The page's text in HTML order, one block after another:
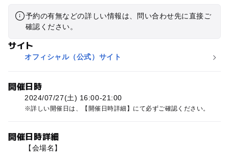
予約の有無などの詳しい情報は、問い合わせ先に直接ご
確認ください。
サイト
オフィシャル（公式）サイト
開催日時
2024/07/27(土) 16:00-21:00
詳しい開催日は、【開催日時詳細】にて必ずご確認ください。
開催日時詳細
【会場名】